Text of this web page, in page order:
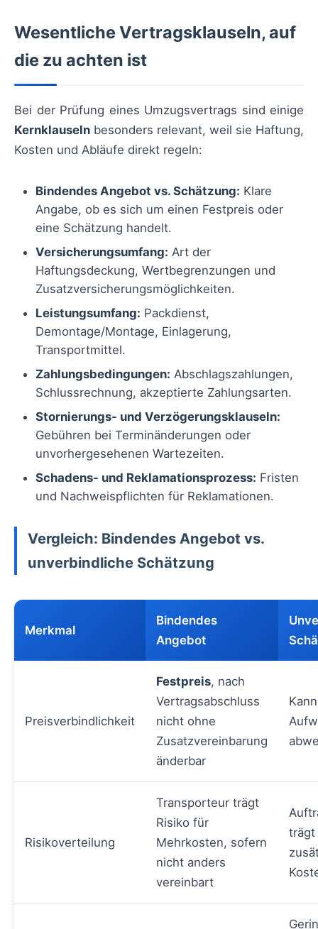
Wesentliche Vertragsklauseln, auf
die zu achten ist
Bei der Prüfung eines Umzugsvertrags sind einige
Kernklauseln besonders relevant, weil sie Haftung,
Kosten und Abläufe direkt regeln:
Bindendes Angebot vs. Schätzung: Klare
Angabe, ob es sich um einen Festpreis oder
eine Schätzung handelt.
Versicherungsumfang: Art der
Haftungsdeckung, Wertbegrenzungen und
Zusatzversicherungsmöglichkeiten.
Leistungsumfang: Packdienst,
Demontage/Montage, Einlagerung,
Transportmittel.
Zahlungsbedingungen: Abschlagszahlungen,
Schlussrechnung, akzeptierte Zahlungsarten.
Stornierungs- und Verzögerungsklauseln:
Gebühren bei Terminänderungen oder
unvorhergesehenen Wartezeiten.
Schadens- und Reklamationsprozess: Fristen
und Nachweispflichten für Reklamationen.
Vergleich: Bindendes Angebot vs.
unverbindliche Schätzung
Merkmal
Bindendes
Angebot
Preisverbindlichkeit
Festpreis, nach
Vertragsabschluss
nicht ohne
Zusatzvereinbarung
änderbar
Risikoverteilung
Transporteur trägt
Risiko für
Mehrkosten, sofern
nicht anders
vereinbart
trägt